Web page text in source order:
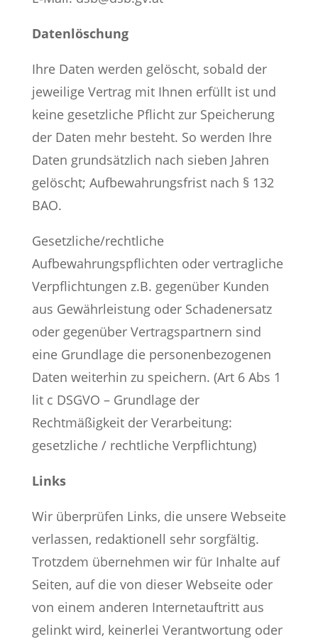
Datenlöschung
Ihre Daten werden gelöscht, sobald der
jeweilige Vertrag mit Ihnen erfüllt ist und
keine gesetzliche Pflicht zur Speicherung
der Daten mehr besteht. So werden Ihre
Daten grundsätzlich nach sieben Jahren
gelöscht; Aufbewahrungsfrist nach § 132
BAO.
Gesetzliche/rechtliche
Aufbewahrungspflichten oder vertragliche
Verpflichtungen z.B. gegenüber Kunden
aus Gewährleistung oder Schadenersatz
oder gegenüber Vertragspartnern sind
eine Grundlage die personenbezogenen
Daten weiterhin zu speichern. (Art 6 Abs 1
lit c DSGVO – Grundlage der
Rechtmäßigkeit der Verarbeitung:
gesetzliche / rechtliche Verpflichtung)
Links
Wir überprüfen Links, die unsere Webseite
verlassen, redaktionell sehr sorgfältig.
Trotzdem übernehmen wir für Inhalte auf
Seiten, auf die von dieser Webseite oder
von einem anderen Internetauftritt aus
gelinkt wird, keinerlei Verantwortung oder